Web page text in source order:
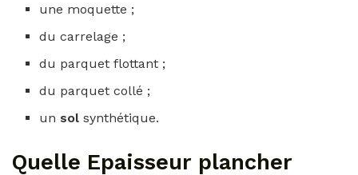
une moquette ;
du carrelage ;
du parquet flottant ;
du parquet collé ;
un solsynthétique.
Quelle Epaisseur plancher